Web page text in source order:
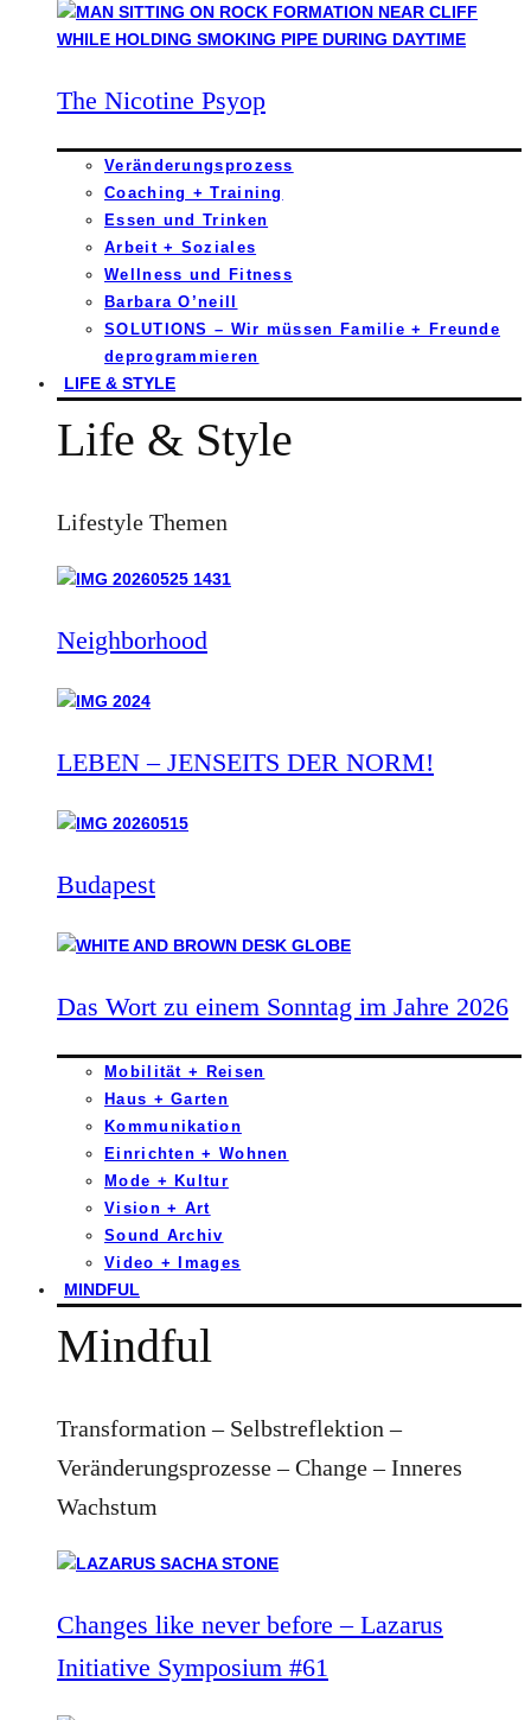
The Nicotine Psyop
Veränderungsprozess
Coaching + Training
Essen und Trinken
Arbeit + Soziales
Wellness und Fitness
Barbara O’neill
SOLUTIONS – Wir müssen Familie + Freunde
deprogrammieren
LIFE & STYLE
Life & Style
Lifestyle Themen
Neighborhood
LEBEN – JENSEITS DER NORM!
Budapest
Das Wort zu einem Sonntag im Jahre 2026
Mobilität + Reisen
Haus + Garten
Kommunikation
Einrichten + Wohnen
Mode + Kultur
Vision + Art
Sound Archiv
Video + Images
MINDFUL
Mindful
Transformation – Selbstreflektion –
Veränderungsprozesse – Change – Inneres
Wachstum
Changes like never before – Lazarus
Initiative Symposium #61